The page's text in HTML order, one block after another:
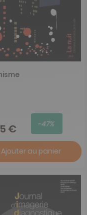
€ -47%
Ajouter au panier